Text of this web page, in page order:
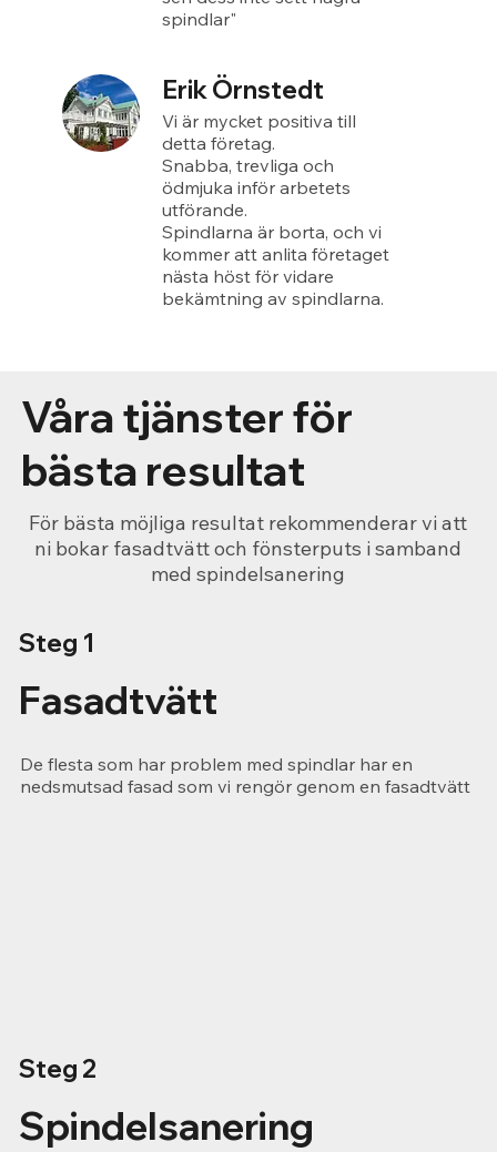
spindlar"
Erik Örnstedt
Vi är mycket positiva till
detta företag.
Snabba, trevliga och
ödmjuka inför arbetets
utförande.
Spindlarna är borta, och vi
kommer att anlita företaget
nästa höst för vidare
bekämtning av spindlarna.
De flesta som har problem med spindlar har en
nedsmutsad fasad som vi rengör genom en fasadtvätt
Fasadtvätt
Steg 1
Spindelsanering
Steg 2
Våra tjänster för
bästa resultat
För bästa möjliga resultat rekommenderar vi att
ni bokar fasadtvätt och fönsterputs i samband
med spindelsanering